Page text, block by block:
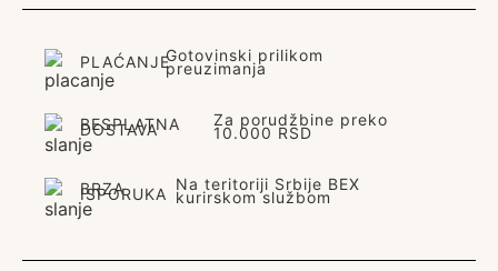
PLAĆANJEGotovinski prilikom
preuzimanja
BESPLATNA
DOSTAVA
Za porudžbine preko
10.000 RSD
BRZA
ISPORUKA
Na teritoriji Srbije BEX
kurirskom službom